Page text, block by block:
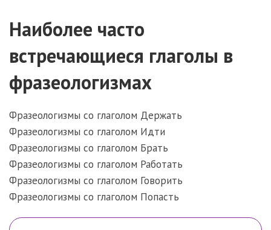
Наиболее часто
встречающиеся глаголы в
фразеологизмах
Фразеологизмы со глаголом Держать
Фразеологизмы со глаголом Идти
Фразеологизмы со глаголом Брать
Фразеологизмы со глаголом Работать
Фразеологизмы со глаголом Говорить
Фразеологизмы со глаголом Попасть